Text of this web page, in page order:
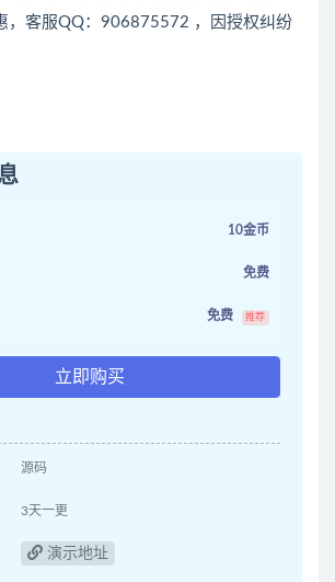
，客服QQ：906875572 ，因授权纠纷
10金币
免费
免费 推荐
立即购买
源码
3天一更
演示地址